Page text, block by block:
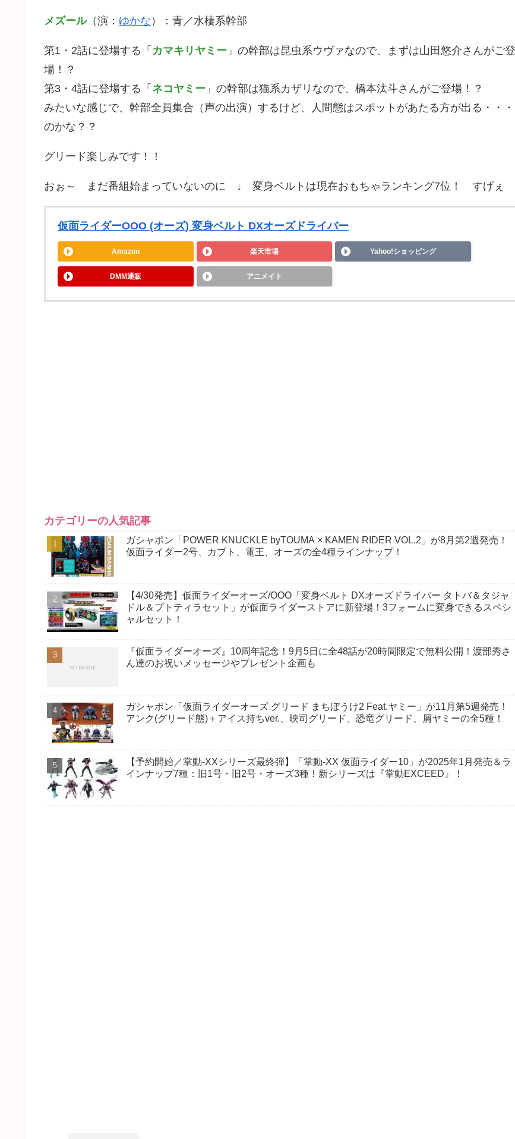
メズール（演： ゆかな ）：青／水棲系幹部
第1・2話に登場する「 カマキリヤミー 」の幹部は昆虫系ウヴァなので、まずは山田悠介さんがご登
場！？
第3・4話に登場する「 ネコヤミー 」の幹部は猫系カザリなので、橋本汰斗さんがご登場！？
みたいな感じで、幹部全員集合（声の出演）するけど、人間態はスポットがあたる方が出る・・・
のかな？？
グリード楽しみです！！
おぉ～ まだ番組始まっていないのに ↓ 変身ベルトは現在おもちゃランキング7位！ すげぇ
仮面ライダーOOO (オーズ) 変身ベルト DXオーズドライバー
Amazon 楽天市場 Yahoo!ショッピング
DMM通販 アニメイト
カテゴリーの人気記事
ガシャポン「POWER KNUCKLE byTOUMA × KAMEN RIDER VOL.2」が8月第2週発売！
仮面ライダー2号、カブト、電王、オーズの全4種ラインナップ！
【4/30発売】仮面ライダーオーズ/OOO「変身ベルト DXオーズドライバー タトバ＆タジャ
ドル＆プトティラセット」が仮面ライダーストアに新登場！3フォームに変身できるスペシ
ャルセット！
『仮面ライダーオーズ』10周年記念！9月5日に全48話が20時間限定で無料公開！渡部秀さ
ん達のお祝いメッセージやプレゼント企画も
ガシャポン「仮面ライダーオーズ グリード まちぼうけ2 Feat.ヤミー」が11月第5週発売！
アンク(グリード態)＋アイス持ちver.、映司グリード、恐竜グリード、屑ヤミーの全5種！
【予約開始／掌動-XXシリーズ最終弾】「掌動-XX 仮面ライダー10」が2025年1月発売＆ラ
インナップ7種：旧1号・旧2号・オーズ3種！新シリーズは『掌動EXCEED』！